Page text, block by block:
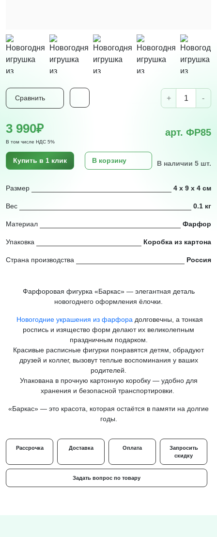
Сравнить + -
3 990₽
В том числе НДС 5%
арт. ФР85
Купить в 1 клик В корзину В наличии 5 шт.
Размер 4 х 9 х 4 см
Вес 0.1 кг
Материал Фарфор
Упаковка Коробка из картона
Страна производства Россия
Фарфоровая фигурка «Баркас» — элегантная деталь
новогоднего оформления ёлочки.
Новогодние украшения из фарфора долговечны, а тонкая
роспись и изящество форм делают их великолепным
праздничным подарком.
Красивые расписные фигурки понравятся детям, обрадуют
друзей и коллег, вызовут теплые воспоминания у ваших
родителей.
Упакована в прочную картонную коробку — удобно для
хранения и безопасной транспортировки.
«Баркас» — это красота, которая остаётся в памяти на долгие
годы.
Рассрочка Доставка Оплата
Запросить
скидку
Задать вопрос по товару